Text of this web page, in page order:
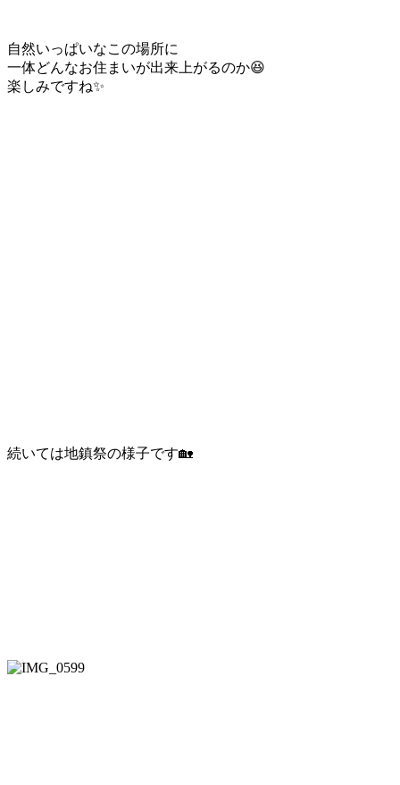
自然いっぱいなこの場所に
一体どんなお住まいが出来上がるのか😆
楽しみですね✨
続いては地鎮祭の様子です🏡